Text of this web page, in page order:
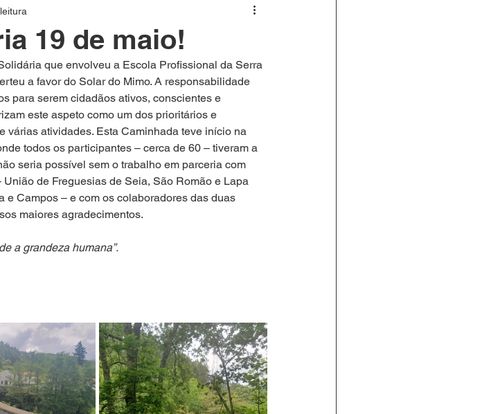
19 de maio!
que envolveu a Escola Profissional da Serra
a favor do Solar do Mimo. A responsabilidade
para serem cidadãos ativos, conscientes e
este aspeto como um dos prioritários e
várias atividades. Esta Caminhada teve início na
todos os participantes – cerca de 60 – tiveram a
seria possível sem o trabalho em parceria com
de Freguesias de Seia, São Romão e Lapa
e Campos – e com os colaboradores das duas
maiores agradecimentos.
a grandeza humana”.